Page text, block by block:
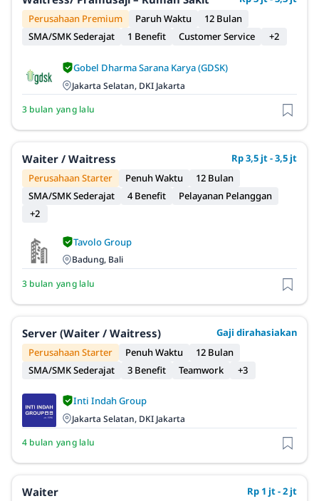
Perusahaan Premium
Paruh Waktu
12 Bulan
SMA/SMK Sederajat
1 Benefit Customer Service +2
Gobel Dharma Sarana Karya (GDSK)
Jakarta Selatan, DKI Jakarta
3 bulan yang lalu
Waiter / Waitress
Rp 3,5 jt - 3,5 jt
Perusahaan Starter
Penuh Waktu
12 Bulan
SMA/SMK Sederajat
4 Benefit
Pelayanan Pelanggan
+2
Tavolo Group
Badung, Bali
3 bulan yang lalu
Server (Waiter / Waitress)
Gaji dirahasiakan
Perusahaan Starter
Penuh Waktu
12 Bulan
SMA/SMK Sederajat
3 Benefit Teamwork +3
Inti Indah Group
Jakarta Selatan, DKI Jakarta
4 bulan yang lalu
Waiter
Rp 1 jt - 2 jt